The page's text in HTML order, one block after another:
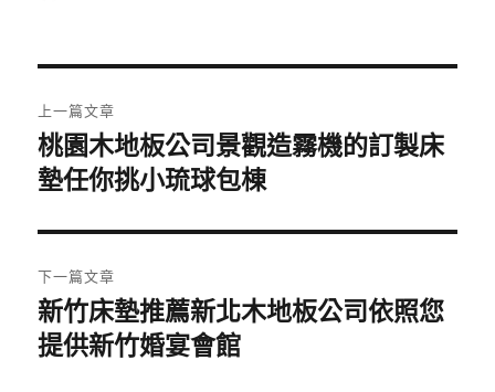
章
導
覽
上一篇文章
上
一
文
章:
桃園木地板公司景觀造霧機的訂製床
墊任你挑小琉球包棟
下一篇文章
下
一
新竹床墊推薦新北木地板公司依照您
提供新竹婚宴會館